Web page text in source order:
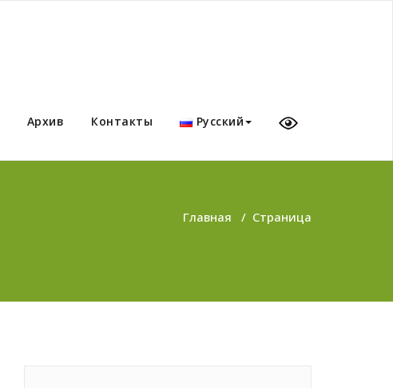
Архив Контакты Русский
Главная / Страница